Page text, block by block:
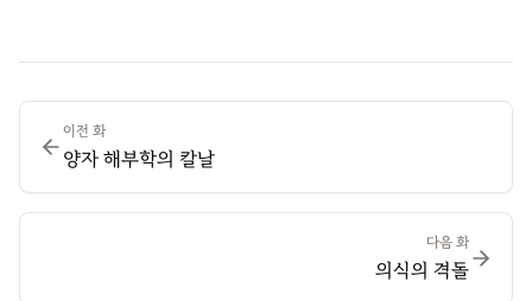
이전 화
양자 해부학의 칼날
다음 화
의식의 격돌